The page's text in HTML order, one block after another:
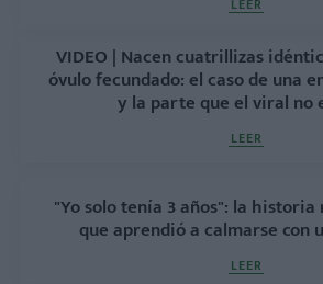
LEER
VIDEO | Nacen cuatrillizas
óvulo fecundado: el caso de una
y la parte que el viral no
LEER
"Yo solo tenía 3 años": la
que aprendió a calmarse con
LEER